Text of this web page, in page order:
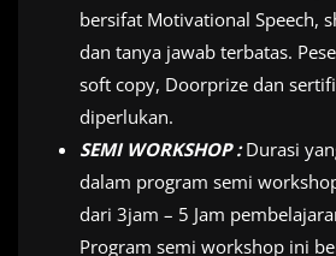
bersifat Motivational Speech,
dan tanya jawab terbatas.
soft copy, Doorprize dan
diperlukan.
SEMI WORKSHOP :Durasi
dalam program semi
dari 3jam – 5 Jam
Program semi workshop ini